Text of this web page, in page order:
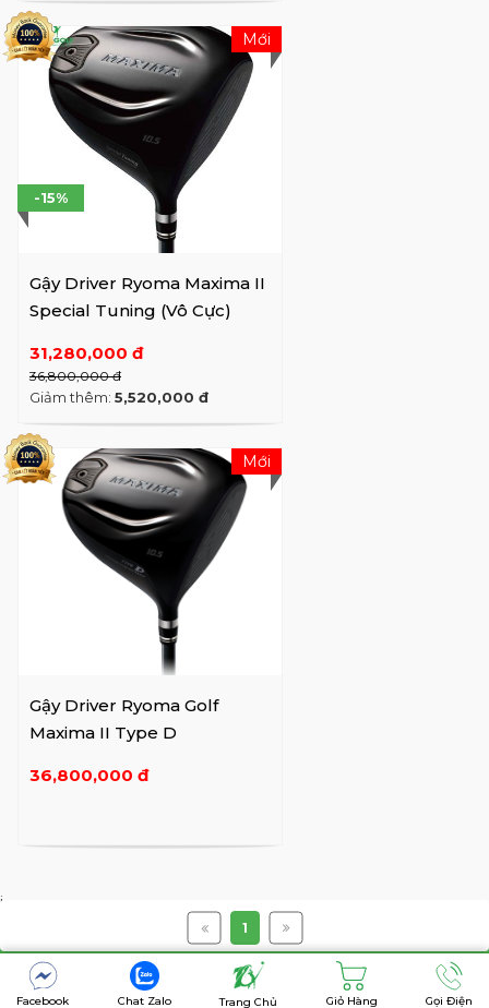
Gậy Driver Ryoma Maxima II
Special Tuning (Vô Cực)
31,280,000 đ
36,800,000 đ
-15%
Giảm thêm: 5,520,000 đ
Mới
Gậy Driver Ryoma Golf
Maxima II Type D
36,800,000 đ
Mới
1
i
Copyright @7golf
Facebook Chat Zalo Trang Chủ Giỏ Hàng Gọi Điện